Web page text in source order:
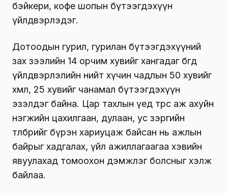
бэйкери, кофе шопын бүтээгдэхүүн
үйлдвэрлэдэг.
Дотоодын гурил, гурилан бүтээгдэхүүний
зах зээлийн 14 орчим хувийг хангадаг бөгөөд
үйлдвэрлэлийн нийт хүчин чадлын 50 хувийг
хөөмөл, 25 хувийг чанамал бүтээгдэхүүн
эзэлдэг байна. Цар тахлын үед төрөөс аж ахуйн
нэгжийн цахилгаан, дулаан, ус зэргийн
төлбөрийг бүрэн хариуцаж байсан нь ажлын
байрыг хадгалах, үйл ажиллагаагаа хэвийн
явуулахад томоохон дэмжлэг болсныг хэлж
байлаа.